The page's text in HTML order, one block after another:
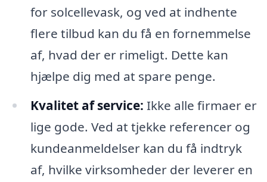
for solcellevask, og ved at indhente
flere tilbud kan du få en fornemmelse
af, hvad der er rimeligt. Dette kan
hjælpe dig med at spare penge.
Kvalitet af service: Ikke alle firmaer er
lige gode. Ved at tjekke referencer og
kundeanmeldelser kan du få indtryk
af, hvilke virksomheder der leverer en